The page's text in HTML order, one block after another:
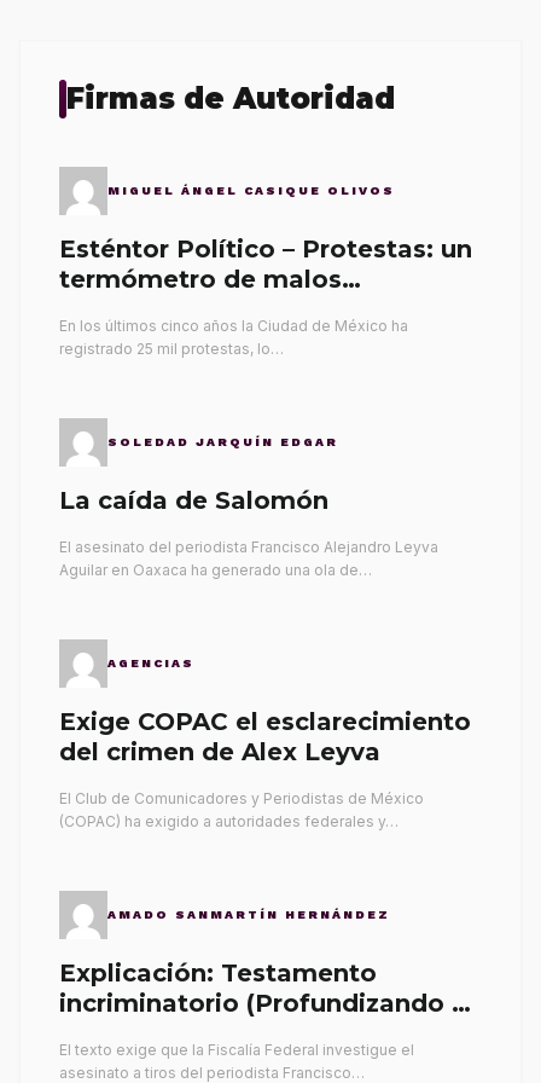
Firmas de Autoridad
MIGUEL ÁNGEL CASIQUE OLIVOS
Esténtor Político – Protestas: un
termómetro de malos
En los últimos cinco años la Ciudad de México ha
registrado 25 mil protestas, lo…
SOLEDAD JARQUÍN EDGAR
La caída de Salomón
El asesinato del periodista Francisco Alejandro Leyva
Aguilar en Oaxaca ha generado una ola de…
AGENCIAS
Exige COPAC el esclarecimiento
del crimen de Alex Leyva
El Club de Comunicadores y Periodistas de México
(COPAC) ha exigido a autoridades federales y…
AMADO SANMARTÍN HERNÁNDEZ
Explicación: Testamento
incriminatorio (Profundizando su
El texto exige que la Fiscalía Federal investigue el
asesinato a tiros del periodista Francisco…